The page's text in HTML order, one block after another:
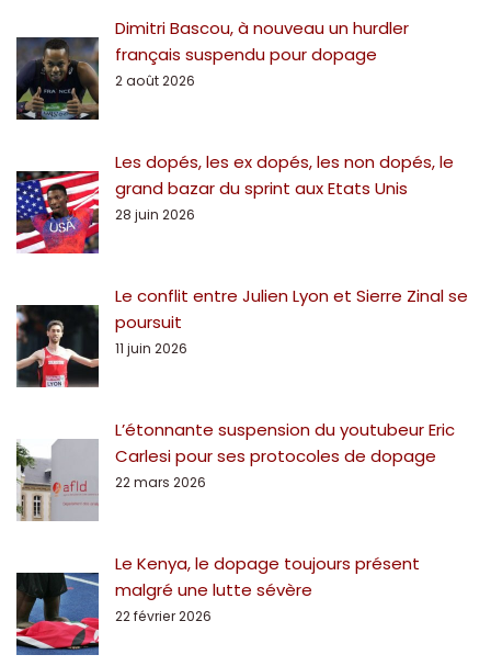
Dimitri Bascou, à nouveau un hurdler
français suspendu pour dopage
2 août 2026
Les dopés, les ex dopés, les non dopés, le
grand bazar du sprint aux Etats Unis
28 juin 2026
Le conflit entre Julien Lyon et Sierre Zinal se
poursuit
11 juin 2026
L’étonnante suspension du youtubeur Eric
Carlesi pour ses protocoles de dopage
22 mars 2026
Le Kenya, le dopage toujours présent
malgré une lutte sévère
22 février 2026